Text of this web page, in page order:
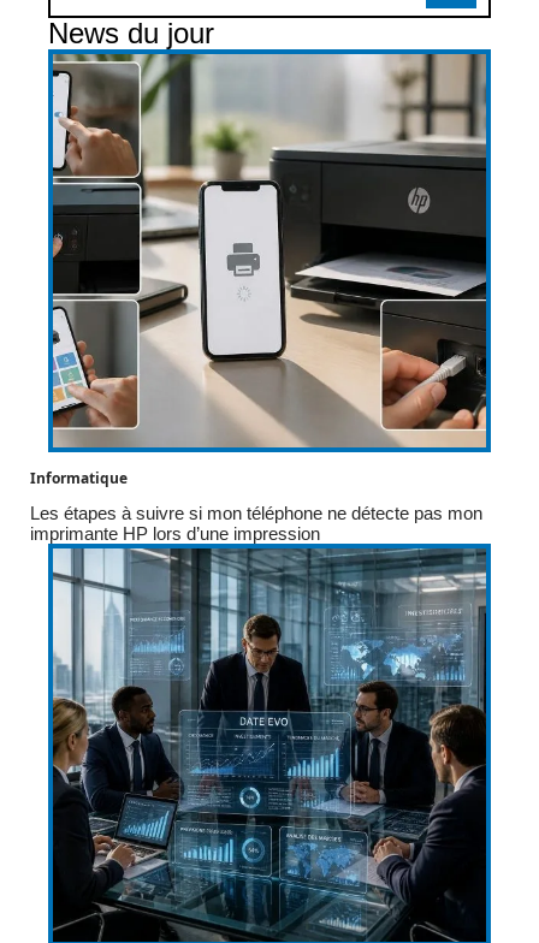
News du jour
Informatique
Les étapes à suivre si mon téléphone ne détecte pas mon
imprimante HP lors d’une impression